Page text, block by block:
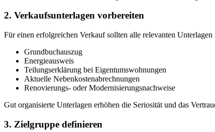
2. Verkaufsunterlagen vorbereiten
Für einen erfolgreichen Verkauf sollten alle relevanten
Grundbuchauszug
Energieausweis
Teilungserklärung bei Eigentumswohnungen
Aktuelle Nebenkostenabrechnungen
Renovierungs- oder Modernisierungsnachweise
Gut organisierte Unterlagen erhöhen die Seriosität und das
3. Zielgruppe definieren